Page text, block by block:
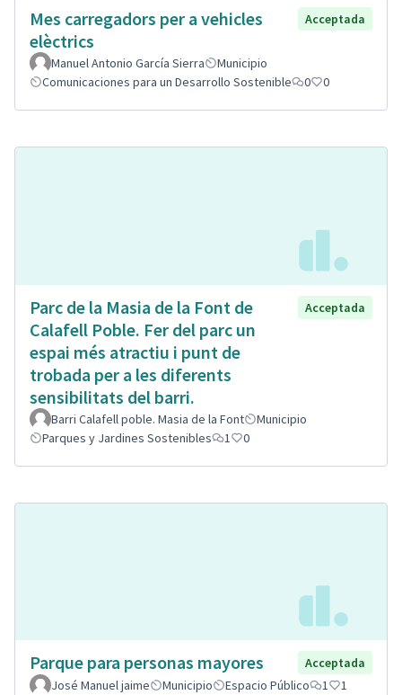
Mes carregadors per a vehicles
elèctrics
Acceptada
Manuel Antonio García Sierra
Municipio
Comunicaciones para un Desarrollo Sostenible
0 0
Parc de la Masia de la Font de
Calafell Poble. Fer del parc un
espai més atractiu i punt de
trobada per a les diferents
sensibilitats del barri.
Acceptada
Barri Calafell poble. Masia de la Font
Municipio
Parques y Jardines Sostenibles
1 0
Parque para personas mayores
Acceptada
José Manuel jaime
Municipio Espacio Público 1 1